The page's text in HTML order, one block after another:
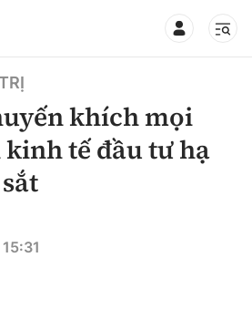
khích mọi
tế đầu tư hạ